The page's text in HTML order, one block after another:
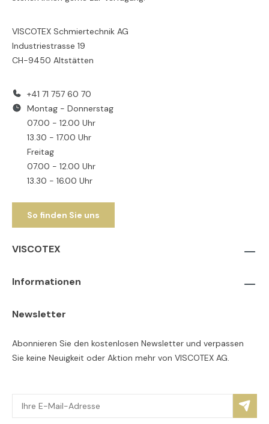
VISCOTEX Schmiertechnik AG
Industriestrasse 19
CH-9450 Altstätten
+41 71 757 60 70
Montag - Donnerstag
07.00 - 12.00 Uhr
13.30 - 17.00 Uhr
Freitag
07.00 - 12.00 Uhr
13.30 - 16.00 Uhr
So finden Sie uns
VISCOTEX
Informationen
Newsletter
Abonnieren Sie den kostenlosen Newsletter und verpassen
Sie keine Neuigkeit oder Aktion mehr von VISCOTEX AG.